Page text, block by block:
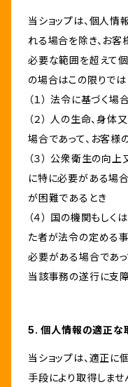
当ショップは、個人
れる場合を除き、お
必要な範囲を超えて個
の場合はこの限りでは
（１） 法令に基づく場
（２） 人の生命、身
場合であって、お客様
（３） 公衆衛生の向
に特に必要がある場
が困難であるとき
（４） 国の機関もし
た者が法令の定める
必要がある場合であっ
当該事務の遂行に支
5. 個人情報の適正な
当ショップは、適正に
手段により取得しませ